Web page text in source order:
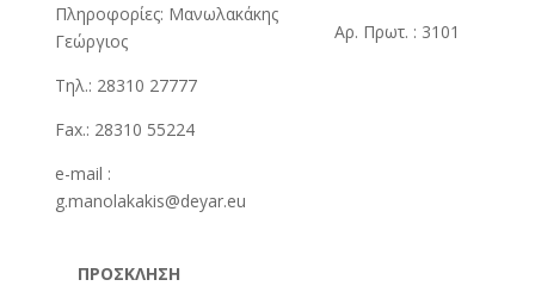
Πληροφορίες: Μανωλακάκης
Γεώργιος
Τηλ.: 28310 27777
Fax.: 28310 55224
e-mail :
g.manolakakis@deyar.eu
Αρ. Πρωτ. : 3101
ΠΡΟΣΚΛΗΣΗ